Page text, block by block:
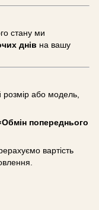
стану ми
днів на вашу
або модель,
попереднього
вартість